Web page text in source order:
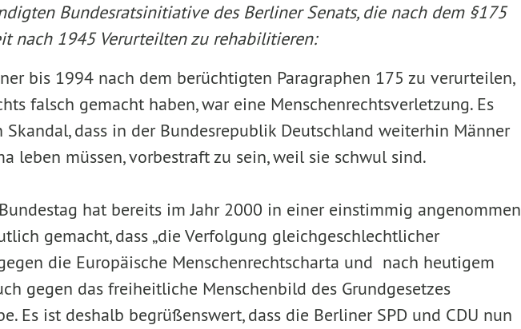
Bundesratsinitiative des Berliner Senats, die nach dem §175
nach 1945 Verurteilten zu rehabilitieren:
bis 1994 nach dem berüchtigten Paragraphen 175 zu verurteilen,
falsch gemacht haben, war eine Menschenrechtsverletzung. Es
dass in der Bundesrepublik Deutschland weiterhin Männer
leben müssen, vorbestraft zu sein, weil sie schwul sind.
hat bereits im Jahr 2000 in einer einstimmig angenommen
gemacht, dass „die Verfolgung gleichgeschlechtlicher
die Europäische Menschenrechtscharta und nach heutigem
gegen das freiheitliche Menschenbild des Grundgesetzes
Es ist deshalb begrüßenswert, dass die Berliner SPD und CDU nun